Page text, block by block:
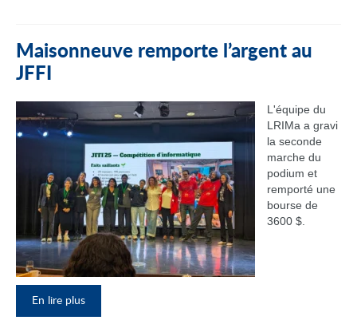
Maisonneuve remporte l’argent au
JFFI
L'équipe du
LRIMa a gravi
la seconde
marche du
podium et
remporté une
bourse de
3600 $.
En lire plus